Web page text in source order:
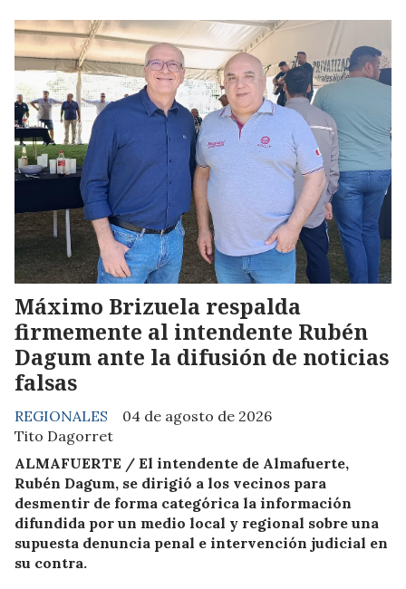
Máximo Brizuela respalda
firmemente al intendente Rubén
Dagum ante la difusión de noticias
falsas
Tito Dagorret
REGIONALES 04 de agosto de 2026
ALMAFUERTE / El intendente de Almafuerte,
Rubén Dagum, se dirigió a los vecinos para
desmentir de forma categórica la información
difundida por un medio local y regional sobre una
supuesta denuncia penal e intervención judicial en
su contra.